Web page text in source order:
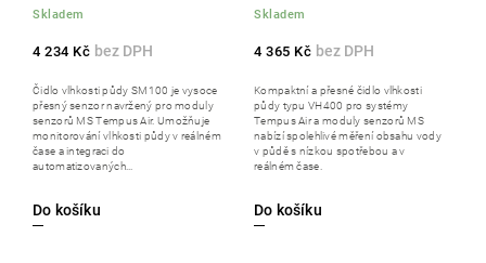
Skladem
4 234 Kč
Do košíku
Čidlo vlhkosti půdy SM100 je vysoce
přesný senzor navržený pro moduly
senzorů MS Tempus Air. Umožňuje
monitorování vlhkosti půdy v reálném
čase a integraci do
automatizovaných...
Skladem
4 365 Kč
Do košíku
Kompaktní a přesné čidlo vlhkosti
půdy typu VH400 pro systémy
Tempus Air a moduly senzorů MS
nabízí spolehlivé měření obsahu vody
v půdě s nízkou spotřebou a v
reálném čase.